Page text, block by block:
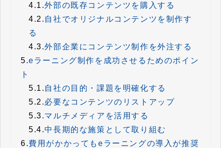
4.1.外部の既存コンテンツを購入する
4.2. 自社でオリジナルコンテンツを制作す
る
4.3.外部企業にコンテンツ制作を外注する
5.eラーニング制作を成功させるためのポイン
ト
5.1. 自社の目的・課題を明確化する
5.2.必要なコンテンツのリストアップ
5.3.マルチメディアを活用する
5.4.中長期的な施策として取り組む
6.費用がかかってもeラーニングの導入が推奨